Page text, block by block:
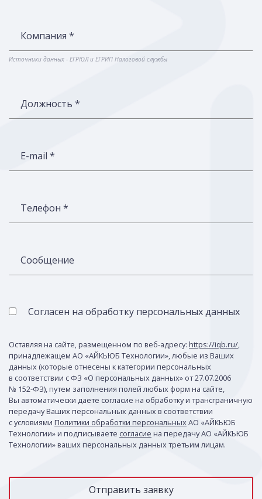
Компания *
Источники данных - ЕГРЮЛ и ЕГРИП Налоговой службы
Должность *
E-mail *
Телефон *
Сообщение
Согласен на обработку персональных данных
Оставляя на сайте, размещенном по веб-адресу: https://iqb.ru/,
принадлежащем АО «АЙКЬЮБ Технологии», любые из Ваших
данных (которые отнесены к категории персональных
в соответствии с ФЗ «О персональных данных» от 27.07.2006
№ 152-ФЗ), путем заполнения полей любых форм на сайте,
Вы автоматически даете согласие на обработку и трансграничную
передачу Ваших персональных данных в соответствии
с условиями Политики обработки персональныхАО «АЙКЬЮБ
Технологии» и подписываете согласие на передачу АО «АЙКЬЮБ
Технологии» ваших персональных данных третьим лицам.